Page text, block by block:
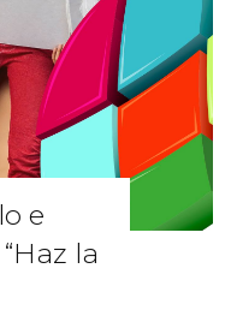
e
la